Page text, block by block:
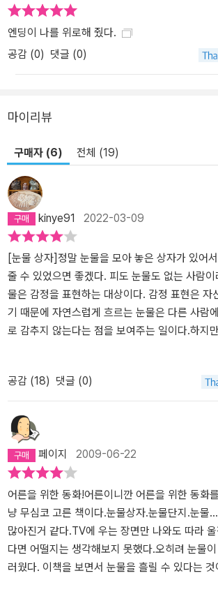
엔딩이 나를 위로해 줬다.
공감 (0) 댓글 (0)
마이리뷰
구매자 (6) 전체 (19)
kinye91 2022-03-09
[눈물 상자]정말 눈물을 모아 놓은 상자가 있어
줄 수 있었으면 좋겠다. 피도 눈물도 없는 사람
물은 감정을 표현하는 대상이다. 감정 표현은 자
기 때문에 자연스럽게 흐르는 눈물은 다른 사람
로 감추지 않는다는 점을 보여주는 일이다.하지
정을 가장해서 다른 사람의 마음을 얻으려는 사
눈물은 이런 가식을 넘어서는 눈물이다. 자신의
오는 눈물. 여러 가지 감정이 섞여 있는 눈물. 순
도 없는 눈물이 아니라 모든 것이 있는 눈물이다.
아이에게 이렇게 말한다. '오히려, 네 눈물에는 더
것 같구나. 특히 강인함 말이야. 분노와 부끄러움
거나 두려워하지 않는. ……그렇게 해서 눈물에 어
복잡해질 때, 한순간 네 눈물은 순수한 눈물이
물감을 섞으면 검은색 물감이 되지만, 여러 색깔
한 빛이 되는 것처럼.' (64쪽)이런 눈물의 주인공
없이 편안해질 것이다. 그런 사람이 많은 사회일
위하는 세상이겠고.그러나 이러한 순수한 눈물
행했을 때, 정말 다양한 감정들을 자신 속에서
공감 (18) 댓글 (0)
페이지 2009-06-22
어른을 위한 동화!어른이니깐 어른을 위한 동화
냥 무심코 고른 책이다.눈물상자.눈물단지.눈물
많아진거 같다.TV에 우는 장면만 나와도 따라
다면 어떨지는 생각해보지 못했다.오히려 눈물
러웠다. 이책을 보면서 눈물을 흘릴 수 있다는 것
물들도 결정을 만들 수 있다면 좋겠다.늘 필요